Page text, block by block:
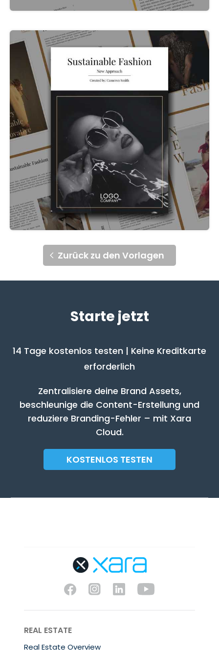
Zurück zu den Vorlagen
Starte jetzt
14 Tage kostenlos testen | Keine Kreditkarte
erforderlich
Zentralisiere deine Brand Assets,
beschleunige die Content-Erstellung und
reduziere Branding-Fehler – mit Xara
Cloud.
KOSTENLOS TESTEN
REAL ESTATE
Real Estate Overview